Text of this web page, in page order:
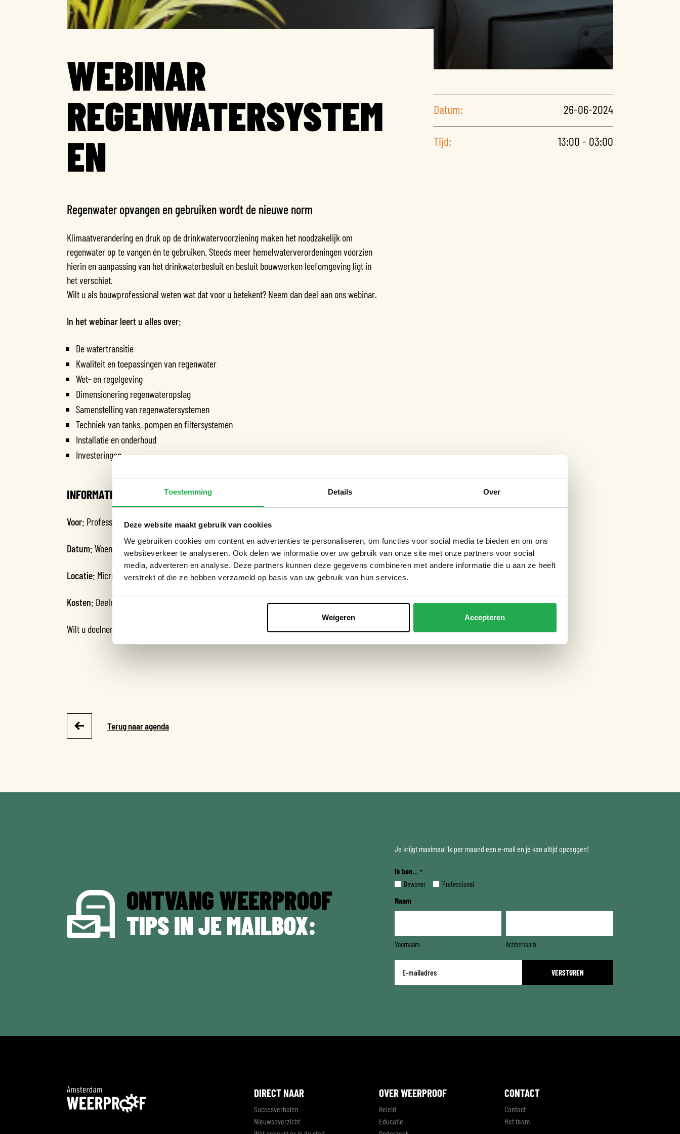
Toestemming Details Over
Deze website maakt gebruik van cookies
We gebruiken cookies om content en advertenties te personaliseren, om functies voor social media te bieden en om ons
websiteverkeer te analyseren. Ook delen we informatie over uw gebruik van onze site met onze partners voor social
media, adverteren en analyse. Deze partners kunnen deze gegevens combineren met andere informatie die u aan ze heeft
verstrekt of die ze hebben verzameld op basis van uw gebruik van hun services.
Weigeren Accepteren
WEBINAR
REGENWATERSYSTEM
EN
Regenwater opvangen en gebruiken wordt de nieuwe norm
Klimaatverandering en druk op de drinkwatervoorziening maken het noodzakelijk om
regenwater op te vangen én te gebruiken. Steeds meer hemelwaterverordeningen voorzien
hierin en aanpassing van het drinkwaterbesluit en besluit bouwwerken leefomgeving ligt in
het verschiet.
Wilt u als bouwprofessional weten wat dat voor u betekent? Neem dan deel aan ons webinar.
In het webinar leert u alles over:
De watertransitie
Kwaliteit en toepassingen van regenwater
Wet- en regelgeving
Dimensionering regenwateropslag
Samenstelling van regenwatersystemen
Techniek van tanks, pompen en filtersystemen
Installatie en onderhoud
Investeringen
INFORMATIE
Voor: Professionals in de bouwsector
Datum: Woensdag 26 juni van 13:00 tot 15:00u
Locatie: Microsoft Teams
Kosten: Deelname is gratis
Wilt u deelnemen? Mail dan naar info@mijnwaterfabriek.nl
Datum: 26-06-2024
Tijd: 13:00 - 03:00
Terug naar agenda
ONTVANG WEERPROOF
TIPS IN JE MAILBOX:
Je krijgt maximaal 1x per maand een e-mail en je kan altijd opzeggen!
Ik ben... *
Bewoner Professional
Naam
Voornaam Achternaam
mailadres
DIRECT NAAR
Succesverhalen
Nieuwsoverzicht
OVER WEERPROOF
Beleid
Educatie
CONTACT
Contact
Het team